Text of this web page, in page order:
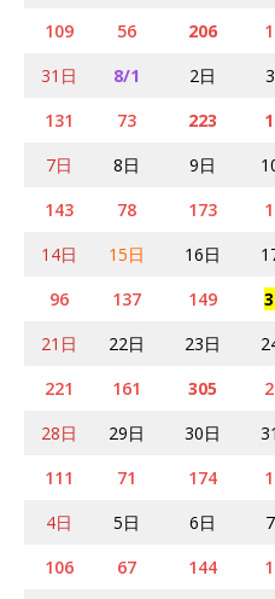
109
56 206
31日
8/1 2日
131
73 223
7日
8日 9日
143
78 173
14日
15日 16日
96
137 149
21日
22日 23日
221
161 305
28日
29日 30日
111
71 174
4日
5日 6日
106
67 144